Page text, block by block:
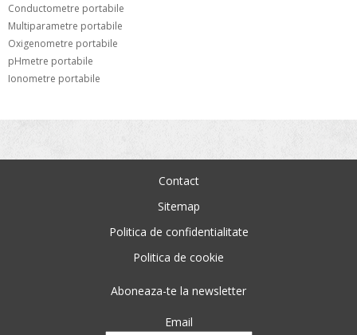
Conductometre portabile
Multiparametre portabile
Oxigenometre portabile
pHmetre portabile
Ionometre portabile
Contact
Sitemap
Politica de confidentialitate
Politica de cookie
Aboneaza-te la newsletter
Email